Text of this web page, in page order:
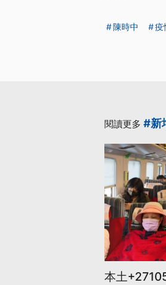
陳時中 疫
閱讀更多 #新
本土